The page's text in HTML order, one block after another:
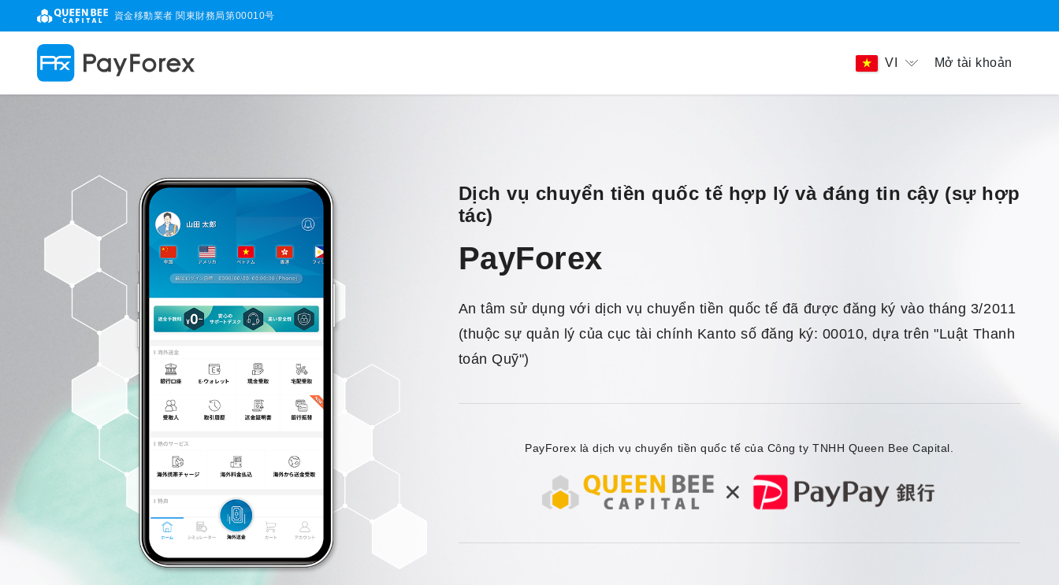
資金移動業者 関東財務局第00010号
VI Mở tài khoản
Dịch vụ chuyển tiền quốc tế hợp lý và đáng tin cậy (sự hợp
tác)
PayForex
An tâm sử dụng với dịch vụ chuyển tiền quốc tế đã được đăng ký vào tháng 3/2011
(thuộc sự quản lý của cục tài chính Kanto số đăng ký: 00010, dựa trên "Luật Thanh
toán Quỹ")
PayForex là dịch vụ chuyển tiền quốc tế của Công ty TNHH Queen Bee Capital.